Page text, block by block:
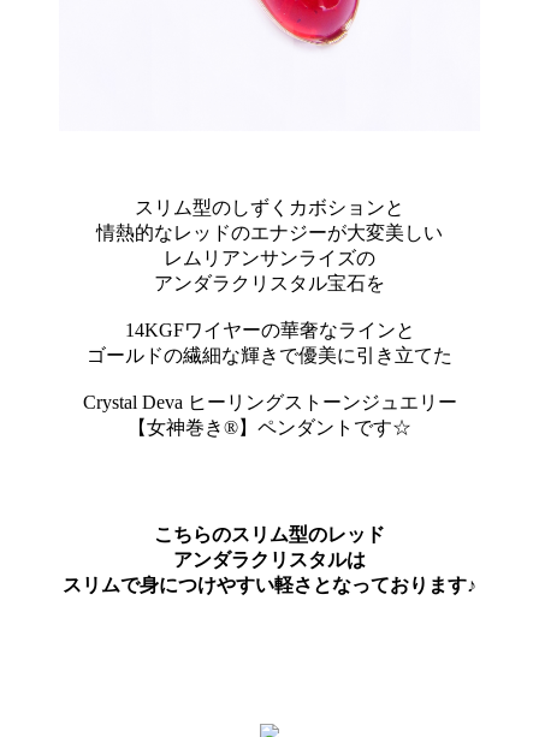
スリム型のしずくカボションと
情熱的なレッドのエナジーが大変美しい
レムリアンサンライズの
アンダラクリスタル宝石を
14KGFワイヤーの華奢なラインと
ゴールドの繊細な輝きで優美に引き立てた
Crystal Deva ヒーリングストーンジュエリー
【女神巻き®】ペンダントです☆
こちらのスリム型のレッド
アンダラクリスタルは
スリムで身につけやすい軽さとなっております♪